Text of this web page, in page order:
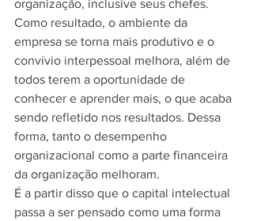
organização, inclusive seus chefes.
Como resultado, o ambiente da
empresa se torna mais produtivo e o
convívio interpessoal melhora, além de
todos terem a oportunidade de
conhecer e aprender mais, o que acaba
sendo refletido nos resultados. Dessa
forma, tanto o desempenho
organizacional como a parte financeira
da organização melhoram.
É a partir disso que o capital intelectual
passa a ser pensado como uma forma